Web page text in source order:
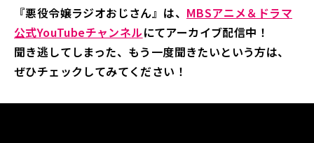
『悪役令嬢ラジオおじさん』は、 MBSアニメ＆ドラマ
公式YouTubeチャンネルにてアーカイブ配信中！
聞き逃してしまった、もう一度聞きたいという方は、
ぜひチェックしてみてください！